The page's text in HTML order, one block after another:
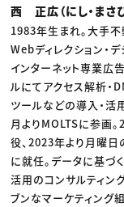
西 正広（にし・まさ
1983年生まれ。大手
Webディレクション・
インターネット専業広
ルにてアクセス解析・
ツールなどの導入・活
月よりMOLTSに参画
役、2023年より月曜日
に就任。データに基づ
活用のコンサルティン
ブンなマーケティング